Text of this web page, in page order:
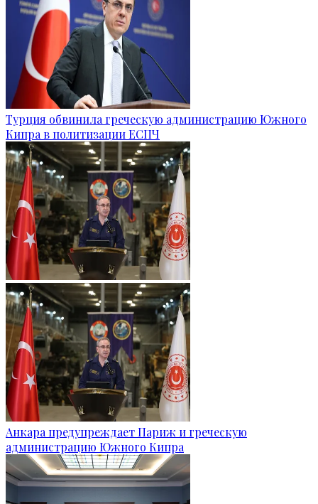
Турция обвинила греческую администрацию Южного
Кипра в политизации ЕСПЧ
Анкара предупреждает Париж и греческую
администрацию Южного Кипра